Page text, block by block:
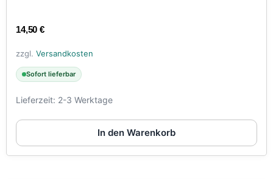
14,50€
zzgl. Versandkosten
Sofort lieferbar
Lieferzeit: 2-3 Werktage
In den Warenkorb